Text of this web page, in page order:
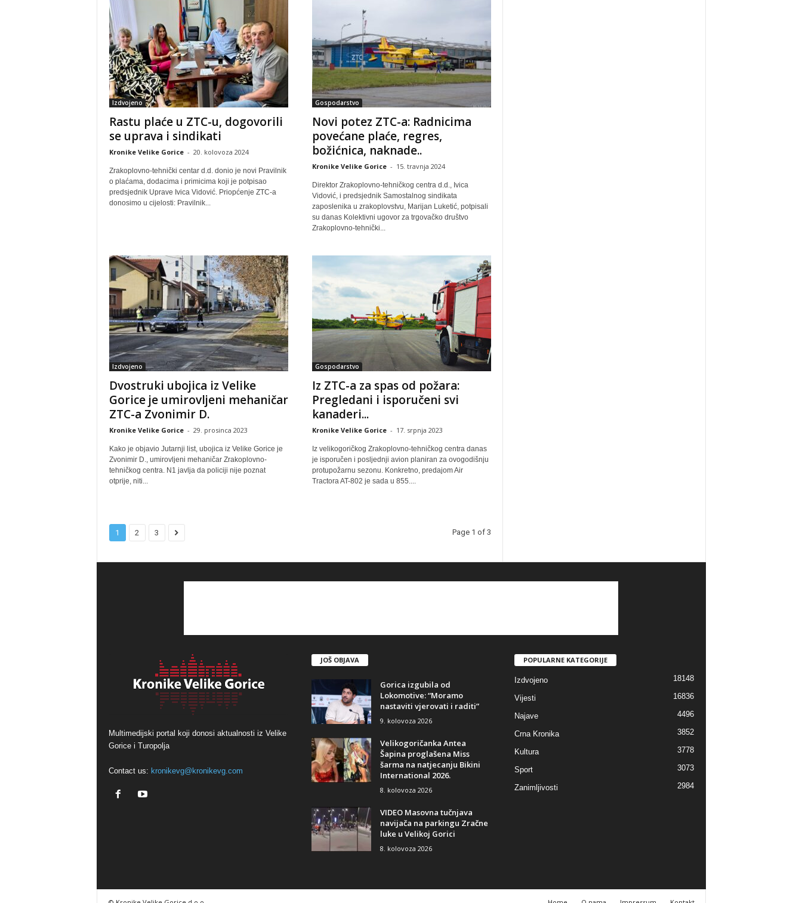
Izdvojeno
Rastu plaće u ZTC-u, dogovorili
se uprava i sindikati
Kronike Velike Gorice - 20. kolovoza 2024
Zrakoplovno-tehnički centar d.d. donio je novi Pravilnik
o plaćama, dodacima i primicima koji je potpisao
predsjednik Uprave Ivica Vidović. Priopćenje ZTC-a
donosimo u cijelosti: Pravilnik...
Gospodarstvo
Novi potez ZTC-a: Radnicima
povećane plaće, regres,
božićnica, naknade..
Kronike Velike Gorice - 15. travnja 2024
Direktor Zrakoplovno-tehničkog centra d.d., Ivica
Vidović, i predsjednik Samostalnog sindikata
zaposlenika u zrakoplovstvu, Marijan Luketić, potpisali
su danas Kolektivni ugovor za trgovačko društvo
Zrakoplovno-tehnički...
Izdvojeno
Dvostruki ubojica iz Velike
Gorice je umirovljeni mehaničar
ZTC-a Zvonimir D.
Kronike Velike Gorice - 29. prosinca 2023
Kako je objavio Jutarnji list, ubojica iz Velike Gorice je
Zvonimir D., umirovljeni mehaničar Zrakoplovno-
tehničkog centra. N1 javlja da policiji nije poznat
otprije, niti...
Gospodarstvo
Iz ZTC-a za spas od požara:
Pregledani i isporučeni svi
kanaderi...
Kronike Velike Gorice - 17. srpnja 2023
Iz velikogoričkog Zrakoplovno-tehničkog centra danas
je isporučen i posljednji avion planiran za ovogodišnju
protupožarnu sezonu. Konkretno, predajom Air
Tractora AT-802 je sada u 855....
1 2 3 Page 1 of 3
Multimedijski portal koji donosi aktualnosti iz Velike
Gorice i Turopolja
Contact us: kronikevg@kronikevg.com
JOŠ OBJAVA
Gorica izgubila od
Lokomotive: “Moramo
nastaviti vjerovati i raditi”
9. kolovoza 2026
Velikogoričanka Antea
Šapina proglašena Miss
šarma na natjecanju Bikini
International 2026.
8. kolovoza 2026
VIDEO Masovna tučnjava
navijača na parkingu Zračne
luke u Velikoj Gorici
8. kolovoza 2026
POPULARNE KATEGORIJE
Izdvojeno 18148
Vijesti 16836
Najave 4496
Crna Kronika 3852
Kultura 3778
Sport 3073
Zanimljivosti 2984